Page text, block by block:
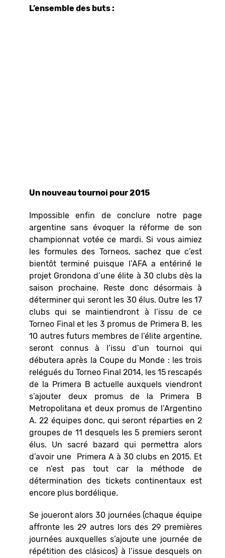
L’ensemble des buts :
Un nouveau tournoi pour 2015
Impossible enfin de conclure notre page
argentine sans évoquer la réforme de son
championnat votée ce mardi. Si vous aimiez
les formules des Torneos, sachez que c’est
bientôt terminé puisque l’AFA a entériné le
projet Grondona d’une élite à 30 clubs dès la
saison prochaine. Reste donc désormais à
déterminer qui seront les 30 élus. Outre les 17
clubs qui se maintiendront à l’issu de ce
Torneo Final et les 3 promus de Primera B, les
10 autres futurs membres de l’élite argentine,
seront connus à l’issu d’un tournoi qui
débutera après la Coupe du Monde : les trois
relégués du Torneo Final 2014, les 15 rescapés
de la Primera B actuelle auxquels viendront
s’ajouter deux promus de la Primera B
Metropolitana et deux promus de l’Argentino
A. 22 équipes donc, qui seront réparties en 2
groupes de 11 desquels les 5 premiers seront
élus. Un sacré bazard qui permettra alors
d’avoir une Primera A à 30 clubs en 2015. Et
ce n’est pas tout car la méthode de
détermination des tickets continentaux est
encore plus bordélique.
Se joueront alors 30 journées (chaque équipe
affronte les 29 autres lors des 29 premières
journées auxquelles s’ajoute une journée de
répétition des clásicos) à l’issue desquels on